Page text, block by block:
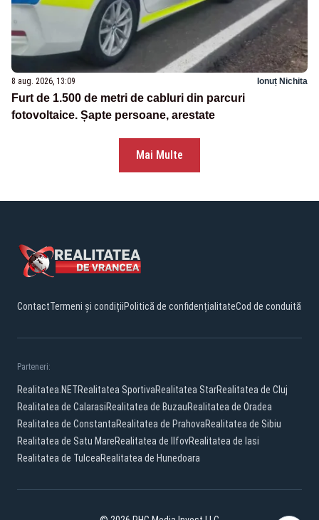
8 aug. 2026, 13:09 Ionuț Nichita
Furt de 1.500 de metri de cabluri din parcuri
fotovoltaice. Șapte persoane, arestate
Mai Multe
ContactTermeni și condițiiPolitică de confidențialitateCod de conduită
Parteneri:
Realitatea.NETRealitatea SportivaRealitatea StarRealitatea de Cluj
Realitatea de CalarasiRealitatea de BuzauRealitatea de Oradea
Realitatea de ConstantaRealitatea de PrahovaRealitatea de Sibiu
Realitatea de Satu MareRealitatea de IlfovRealitatea de Iasi
Realitatea de TulceaRealitatea de Hunedoara